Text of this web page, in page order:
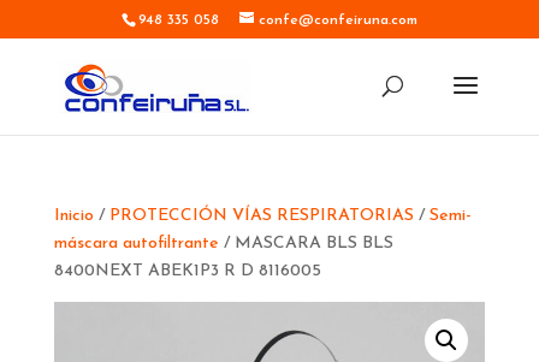
948 335 058 confe@confeiruna.com
Inicio / PROTECCIÓN VÍAS RESPIRATORIAS / Semi-
máscara autofiltrante / MASCARA BLS BLS
8400NEXT ABEK1P3 R D 8116005